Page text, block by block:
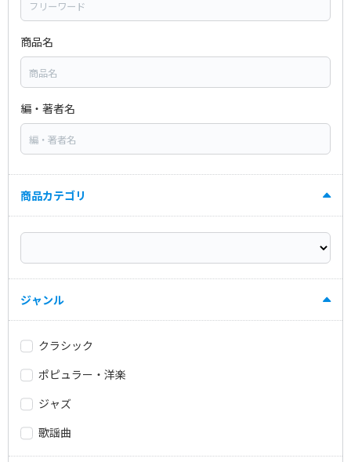
商品名
編・著者名
商品カテゴリ
ジャンル
クラシック
ポピュラー・洋楽
ジャズ
歌謡曲